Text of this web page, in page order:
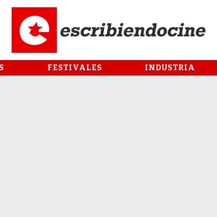
FESTIVALES INDUSTRIA